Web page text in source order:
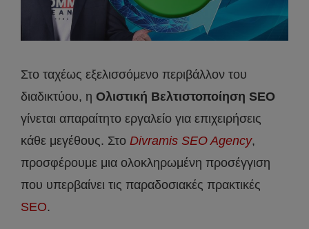
Στο ταχέως εξελισσόμενο περιβάλλον του
διαδικτύου, η Ολιστική Βελτιστοποίηση SEO
γίνεται απαραίτητο εργαλείο για επιχειρήσεις
κάθε μεγέθους. Στο Divramis SEOAgency,
προσφέρουμε μια ολοκληρωμένη προσέγγιση
που υπερβαίνει τις παραδοσιακές πρακτικές
SEO.